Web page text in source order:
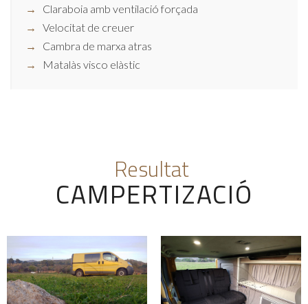
Claraboia amb ventilació forçada
Velocitat de creuer
Cambra de marxa atras
Matalàs visco elàstic
Resultat
CAMPERTIZACIÓ